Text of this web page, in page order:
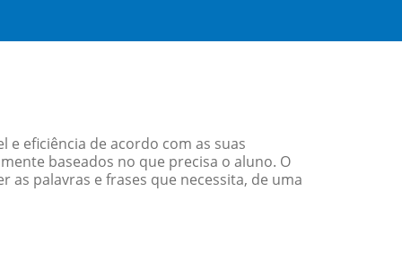
eficiência de acordo com as suas
baseados no que precisa o aluno. O
palavras e frases que necessita, de uma